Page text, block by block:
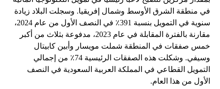
في منطقة الشرق الأوسط وشمال إفريقيا. وسجلت البلاد زيادة
سنوية في التمويل بنسبة 391٪ في النصف الأول من عام 2024،
مقارنة بالفترة المقابلة في عام 2023، مدفوعة بثلاث من أكبر
خمس صفقات في المنطقة شملت مويسار وأبين كابيتال
وسيفي. وشكلت هذه الصفقات الرئيسية 74٪ من إجمالي
التمويل القطاعي في المملكة العربية السعودية في النصف
الأول من هذا العام.